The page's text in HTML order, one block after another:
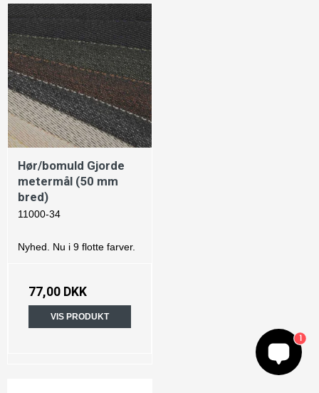
Hør/bomuld Gjorde
metermål (50 mm
bred)
11000-34
Nyhed. Nu i 9 flotte farver.
77,00 DKK
VIS PRODUKT
1